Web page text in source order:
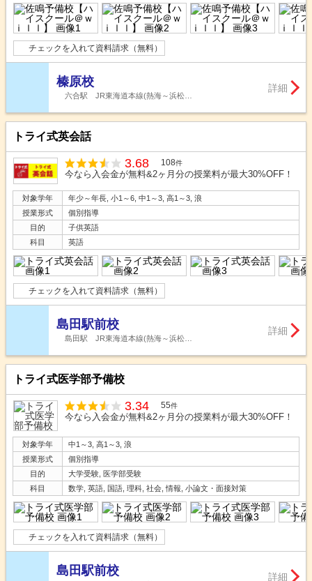
チェックを入れて資料請求（無料）
榛原校
六合駅 JR東海道本線(熱海～浜松…
詳細
トライ式英会話
3.68 108件
今なら入会金が無料&2ヶ月分の授業料が最大30%OFF！
対象学年
年少～年長, 小1～6, 中1～3, 高1～3, 浪
授業形式
個別指導
目的
子供英語
科目
英語
チェックを入れて資料請求（無料）
島田駅前校
島田駅 JR東海道本線(熱海～浜松…
詳細
トライ式医学部予備校
3.34 55件
今なら入会金が無料&2ヶ月分の授業料が最大30%OFF！
対象学年
中1～3, 高1～3, 浪
授業形式
個別指導
目的
大学受験, 医学部受験
科目
数学, 英語, 国語, 理科, 社会, 情報, 小論文・面接対策
チェックを入れて資料請求（無料）
島田駅前校 詳細